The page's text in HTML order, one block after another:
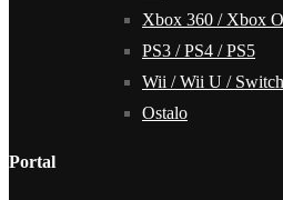
Xbox 360 / Xbox
PS3 / PS4 / PS5
Wii / Wii U / Switch
Ostalo
Portal